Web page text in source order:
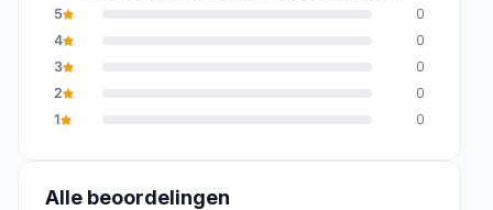
5
0
4
0
3
0
2
0
1
0
Alle beoordelingen